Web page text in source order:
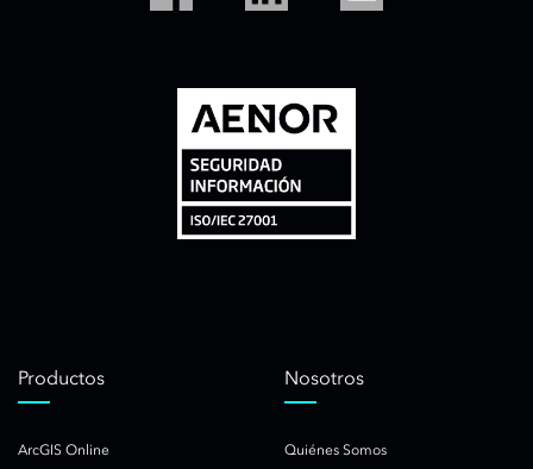
Productos
ArcGIS Online
Nosotros
Quiénes Somos